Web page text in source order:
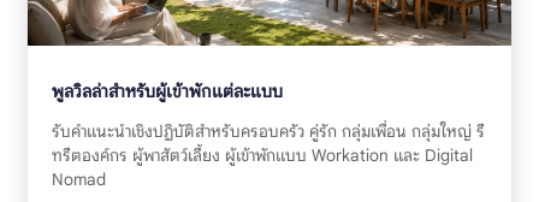
พูลวิลล่าสำหรับผู้เข้าพักแต่ละแบบ
รับคำแนะนำเชิงปฏิบัติสำหรับครอบครัว คู่รัก กลุ่มเพื่อน กลุ่มใหญ่ รี
ทรีตองค์กร ผู้พาสัตว์เลี้ยง ผู้เข้าพักแบบ Workation และ Digital
Nomad